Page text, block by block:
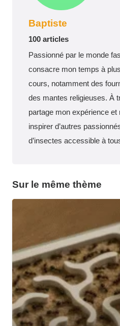
Baptiste
100 articles
Passionné par le monde
consacre mon temps à
cours, notamment des
des mantes religieuses. À
partage mon expérience
inspirer d’autres
d’insectes accessible à
Sur le même thème